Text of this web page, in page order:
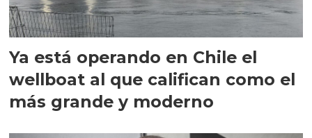
Ya está operando en Chile el
wellboat al que califican como el
más grande y moderno